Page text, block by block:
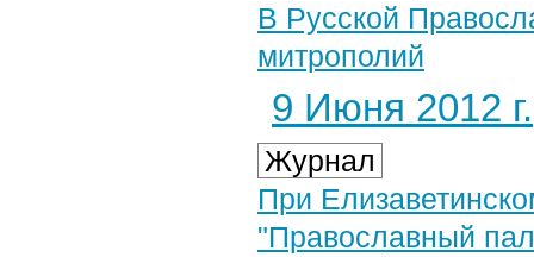
В Русской
митрополий
9 Июня 2012 г.
Журнал
При
"Православный